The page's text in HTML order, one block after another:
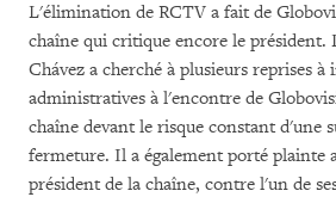
L'élimination de RCTV a fait de
chaîne qui critique encore le président.
Chávez a cherché à plusieurs reprises à
administratives à l'encontre de
chaîne devant le risque constant d'une
fermeture. Il a également porté plainte
président de la chaîne, contre l'un de